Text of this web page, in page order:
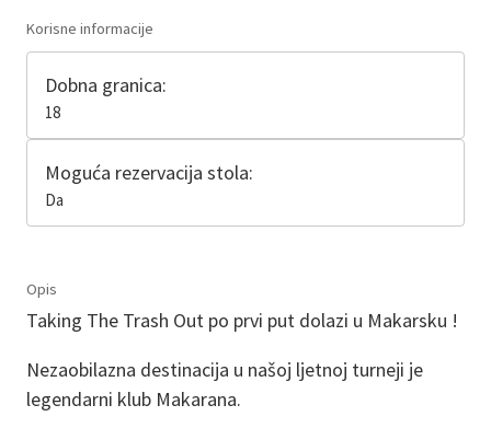
Korisne informacije
Dobna granica:
18
Moguća rezervacija stola:
Da
Opis
Taking The Trash Out po prvi put dolazi u Makarsku !
Nezaobilazna destinacija u našoj ljetnoj turneji je
legendarni klub Makarana.